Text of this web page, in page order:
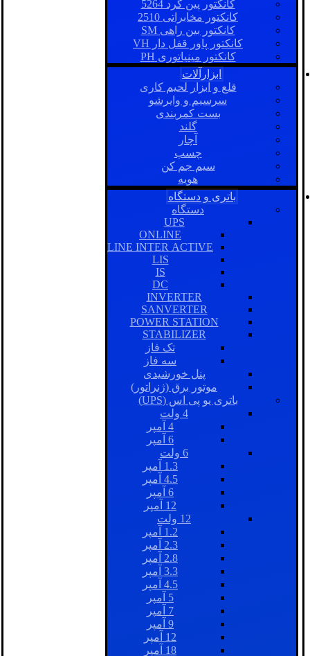
کانکتور پین گرد 5264
کانکتور مخابراتی 2510
کانکتور بین راهی SM
کانکتور پاور قفل دار VH
کانکتور مینیاتوری PH
ابزارآلات
قلع و ابزار لحیم کاری
سرسیم و وایرشو
بست کمربندی
گلند
آچار
چسب
سیم جم کن
هویه
باتری و دستگاه
دستگاه
UPS
ONLINE
LINE INTER ACTIVE
LIS
IS
DC
INVERTER
SANVERTER
POWER STATION
STABILIZER
تک فاز
سه فاز
پنل خورشیدی
موتور برق (ژنراتور)
باتری یو پی اس (UPS)
4 ولت
4 آمپر
6 آمپر
6 ولت
1.3 آمپر
4.5 آمپر
6 آمپر
12 آمپر
12 ولت
1.2 آمپر
2.3 آمپر
2.8 آمپر
3.3 آمپر
4.5 آمپر
5 آمپر
7 آمپر
9 آمپر
12 آمپر
18 آمپر